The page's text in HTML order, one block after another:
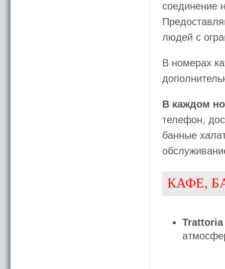
соединение
людей с
В номерах
В каждом
телефон,
банные
КАФЕ,
Trattoria